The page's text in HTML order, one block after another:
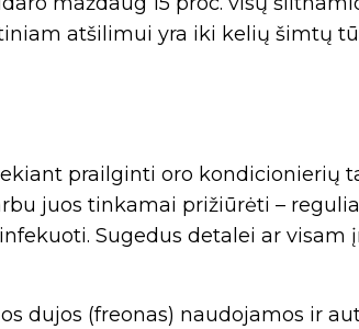
atšilimui yra iki kelių šimtų
prailginti oro kondicionierių
juos tinkamai prižiūrėti –
Sugedus detalei ar visam
dujos (freonas) naudojamos ir